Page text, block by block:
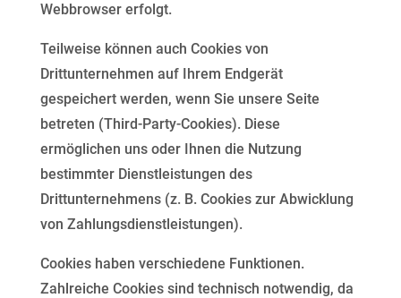
Webbrowser erfolgt.
Teilweise können auch Cookies von
Drittunternehmen auf Ihrem Endgerät
gespeichert werden, wenn Sie unsere Seite
betreten (Third-Party-Cookies). Diese
ermöglichen uns oder Ihnen die Nutzung
bestimmter Dienstleistungen des
Drittunternehmens (z. B. Cookies zur Abwicklung
von Zahlungsdienstleistungen).
Cookies haben verschiedene Funktionen.
Zahlreiche Cookies sind technisch notwendig, da